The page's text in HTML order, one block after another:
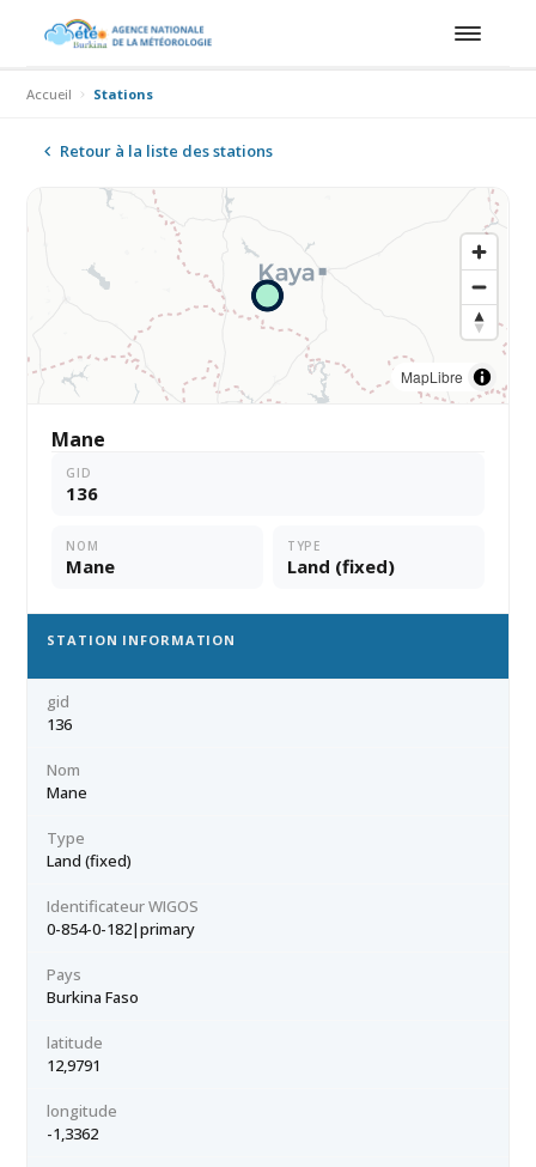
Accueil Stations
Retour à la liste des stations
MapLibre
Mane
GID
136
NOM
Mane
TYPE
Land (fixed)
STATION INFORMATION
gid
136
Nom
Mane
Type
Land (fixed)
Identificateur WIGOS
0-854-0-182|primary
Pays
Burkina Faso
latitude
12,9791
longitude
-1,3362